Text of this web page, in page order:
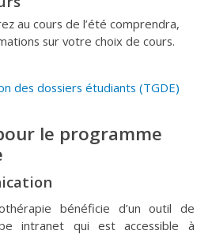
au cours de l’été comprendra,
sur votre choix de cours.
des dossiers étudiants (TGDE)
le programme
bénéficie d’un outil de
intranet qui est accessible à